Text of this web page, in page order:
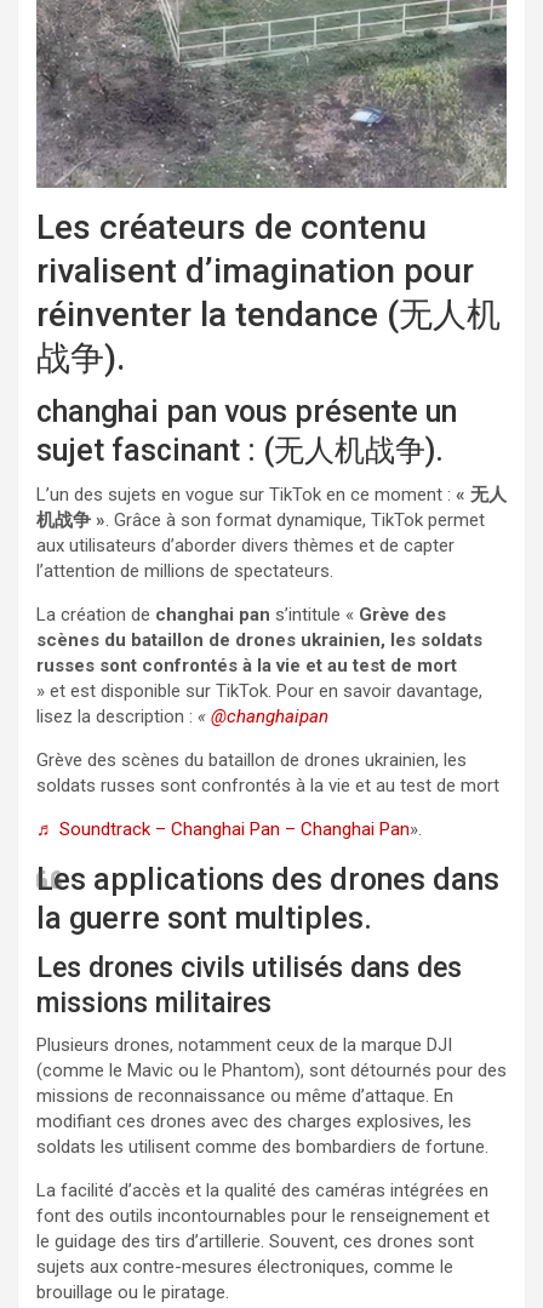
Les créateurs de contenu
rivalisent d’imagination pour
réinventer la tendance (无人机
战争).
changhai pan vous présente un
sujet fascinant : (无人机战争).
L’un des sujets en vogue sur TikTok en ce moment : « 无人
机战争 ». Grâce à son format dynamique, TikTok permet
aux utilisateurs d’aborder divers thèmes et de capter
l’attention de millions de spectateurs.
La création de changhai pan s’intitule « Grève des
scènes du bataillon de drones ukrainien, les soldats
russes sont confrontés à la vie et au test de mort
» et est disponible sur TikTok. Pour en savoir davantage,
lisez la description : « @changhaipan
Grève des scènes du bataillon de drones ukrainien, les
soldats russes sont confrontés à la vie et au test de mort
♬ Soundtrack – Changhai Pan – Changhai Pan».
Les applications des drones dans
la guerre sont multiples.
Les drones civils utilisés dans des
missions militaires
Plusieurs drones, notamment ceux de la marque DJI
(comme le Mavic ou le Phantom), sont détournés pour des
missions de reconnaissance ou même d’attaque. En
modifiant ces drones avec des charges explosives, les
soldats les utilisent comme des bombardiers de fortune.
La facilité d’accès et la qualité des caméras intégrées en
font des outils incontournables pour le renseignement et
le guidage des tirs d’artillerie. Souvent, ces drones sont
sujets aux contre-mesures électroniques, comme le
brouillage ou le piratage.